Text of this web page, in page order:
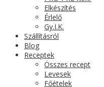
Elkészítés
Érlelő
Gy.I.K.
Szállításról
Blog
Receptek
Összes recept
Levesek
Főételek